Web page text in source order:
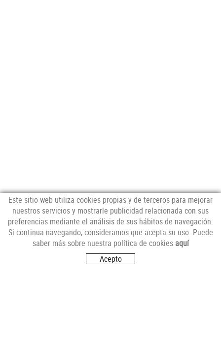
NEWSLETTER
Este sitio web utiliza cookies propias y de terceros para mejorar
nuestros servicios y mostrarle publicidad relacionada con sus
preferencias mediante el análisis de sus hábitos de navegación.
Si continua navegando, consideramos que acepta su uso. Puede
saber más sobre nuestra política de cookies aquí
Acepto